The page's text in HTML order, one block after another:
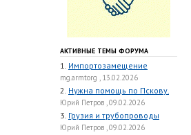
АКТИВНЫЕ ТЕМЫ ФОРУМА
1. Импортозамещение
mg.armtorg , 13.02.2026
2. Нужна помощь по Пскову.
Юрий Петров , 09.02.2026
3. Грузия и трубопроводы
Юрий Петров , 09.02.2026